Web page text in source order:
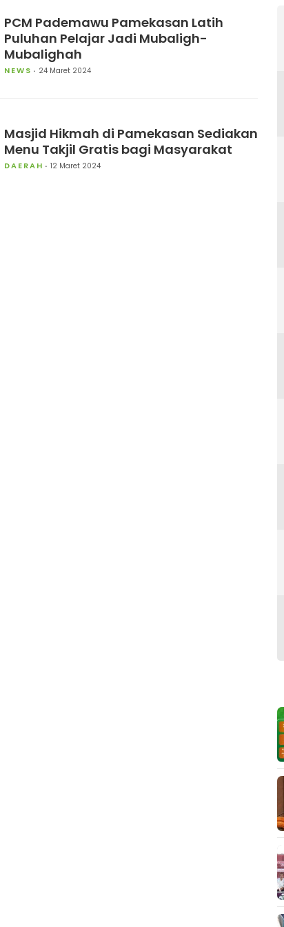
PCM Pademawu Pamekasan Latih
Puluhan Pelajar Jadi Mubaligh-
Mubalighah
NEWS 24 Maret 2024
Masjid Hikmah di Pamekasan Sediakan
Menu Takjil Gratis bagi Masyarakat
DAERAH 12 Maret 2024